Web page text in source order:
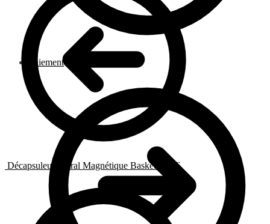
Paiement
Décapsuleur Mural Magnétique Basket €